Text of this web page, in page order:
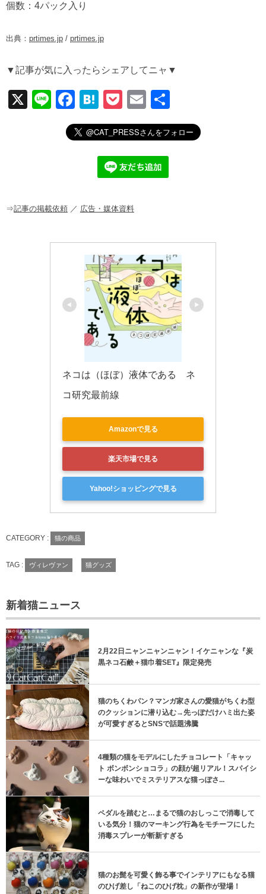
個数：4パック入り
出典： prtimes.jp / prtimes.jp
▼記事が気に入ったらシェアしてニャ▼
X
Li
F
a
c
o
H
at
e
n
a
P
o
ck
et
E
m
ail
有
⇒記事の掲載依頼 ／ 広告・媒体資料
ネコは（ほぼ）液体である　ネ
コ研究最前線
Amazonで見る
楽天市場で見る
Yahoo!ショッピングで見る
CATEGORY : 猫の商品
TAG : ヴィレヴァン 猫グッズ
新着猫ニュース
2月22日ニャンニャンニャン！イケニャンな『炭
黒ネコ石鹸＋猫巾着SET』限定発売
猫のちくわパン？マンガ家さんの愛猫がちくわ型
のクッションに潜り込む→先っぽだけハミ出た姿
が可愛すぎるとSNSで話題沸騰
4種類の猫をモデルにしたチョコレート「キャッ
ト ボンボンショコラ」の顔が超リアル！スパイシ
ーな味わいでミステリアスな猫っぽさ...
ペダルを踏むと…まるで猫のおしっこで消毒して
いる気分！猫のマーキング行為をモチーフにした
消毒スプレーが斬新すぎる
猫のお髭を可愛く飾る事でインテリアにもなる猫
のひげ差し「ねこのひげ枕」の新作が登場！